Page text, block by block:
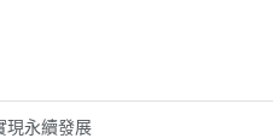
現永續發展